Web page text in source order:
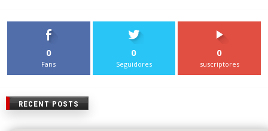
0
Fans
0
Seguidores
0
suscriptores
RECENT POSTS